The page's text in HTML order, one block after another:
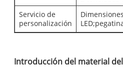
Servicio de
personalización
Introducción del material